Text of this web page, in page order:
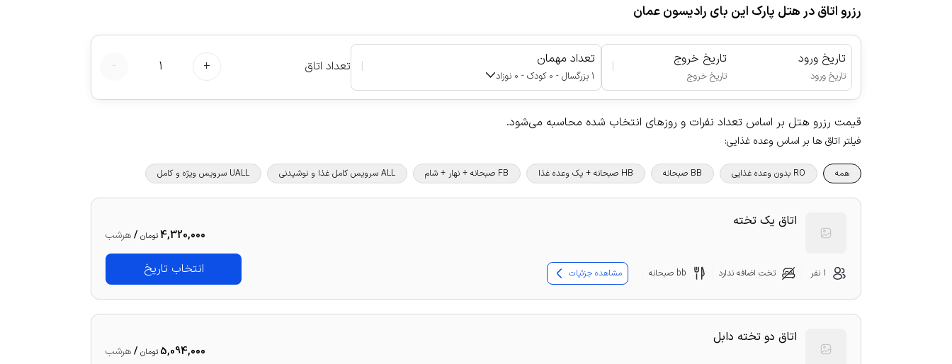
رزرو اتاق در هتل پارک این بای رادیسون عمان
تاریخ ورود
تاریخ ورود
تاریخ خروج
تاریخ خروج
| تعداد مهمان
1 بزرگسال - 0 کودک - 0 نوزاد
| تعداد اتاق +
1
-
قیمت رزرو هتل بر اساس تعداد نفرات و روزهای انتخاب شده محاسبه می‌شود.
فیلتر اتاق ها بر اساس وعده غذایی:
همه RO بدون وعده غذایی BB صبحانه HB صبحانه + یک وعده غذا FB صبحانه + نهار + شام ALL سرویس کامل غذا و نوشیدنی UALL سرویس ویژه و کامل
اتاق یک تخته
4,320,000تومان /هرشب
انتخاب تاریخ 1 نفر تخت اضافه ندارد bb صبحانه مشاهده جزئیات
اتاق دو تخته دابل
5,094,000 تومان /هرشب